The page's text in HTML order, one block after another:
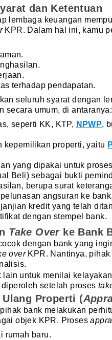
dan Ketentuan
lembaga keuangan
KPR. Dalam hal ini, kamu
terhadap pendapatan.
seluruh syarat dengan
secara umum, di antaranya:
seperti KK, KTP, NPWP,
kepemilikan properti, yaitu
yang dipakai untuk proses
Beli) sebagai bukti
berupa surat
angsuran ke bank.
kredit yang telah
dengan stempel bank.
Take Overke Bank
dengan bank yang
overKPR. Nantinya, pihak
lain untuk menilai
setelah proses
Properti (
bank melakukan
objek KPR. Proses
rumah baru.